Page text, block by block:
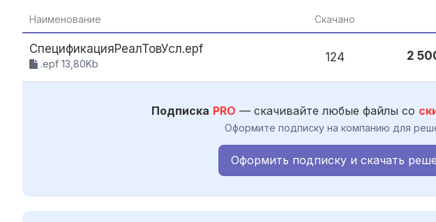
Наименование Скачано
СпецификацияРеалТовУсл.epf
.epf 13,80Kb 124 2
Подписка PRO — скачивайте любые файлы со
Оформите подписку на компанию для
Оформить подписку и скачать